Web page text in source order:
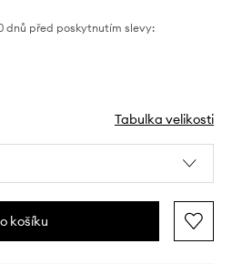
dnů před poskytnutím slevy:
Tabulka velikosti
košíku